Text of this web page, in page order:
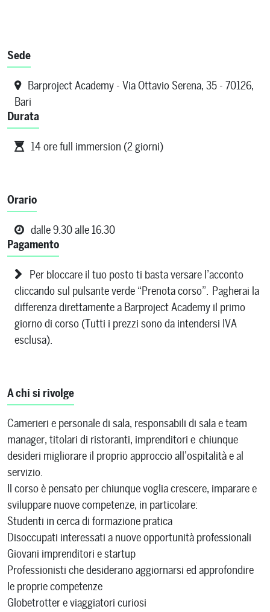
Sede
Barproject Academy - Via Ottavio Serena, 35 - 70126,
Bari
Durata
14 ore full immersion (2 giorni)
Orario
dalle 9.30 alle 16.30
Pagamento
Per bloccare il tuo posto ti basta versare l’acconto
cliccando sul pulsante verde “Prenota corso”. Pagherai la
differenza direttamente a Barproject Academy il primo
giorno di corso (Tutti i prezzi sono da intendersi IVA
esclusa).
A chi si rivolge
Camerieri e personale di sala, responsabili di sala e team
manager, titolari di ristoranti, imprenditori e chiunque
desideri migliorare il proprio approccio all’ospitalità e al
servizio.
Il corso è pensato per chiunque voglia crescere, imparare e
sviluppare nuove competenze, in particolare:
Studenti in cerca di formazione pratica
Disoccupati interessati a nuove opportunità professionali
Giovani imprenditori e startup
Professionisti che desiderano aggiornarsi ed approfondire
le proprie competenze
Globetrotter e viaggiatori curiosi